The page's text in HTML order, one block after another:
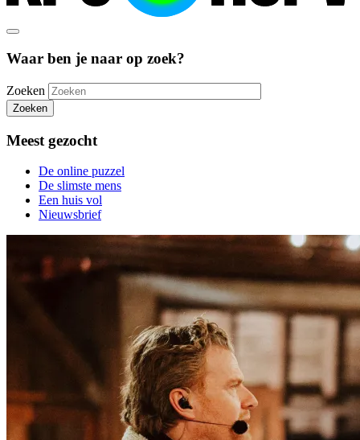
Waar ben je naar op zoek?
Zoeken
Zoeken
Meest gezocht
De online puzzel
De slimste mens
Een huis vol
Nieuwsbrief